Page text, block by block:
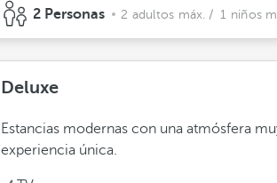
2 Personas 2 adultos máx. / 1 niños
Deluxe
Estancias modernas con una atmósfera
experiencia única.